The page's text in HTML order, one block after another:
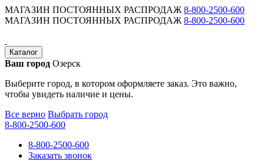
МАГАЗИН ПОСТОЯННЫХ РАСПРОДАЖ 8-800-2500-600
МАГАЗИН ПОСТОЯННЫХ РАСПРОДАЖ 8-800-2500-600
Каталог
Ваш город Озерск
Выберите город, в котором оформляете заказ. Это важно,
чтобы увидеть наличие и цены.
Все верно Выбрать город
8-800-2500-600
8-800-2500-600
Заказать звонок